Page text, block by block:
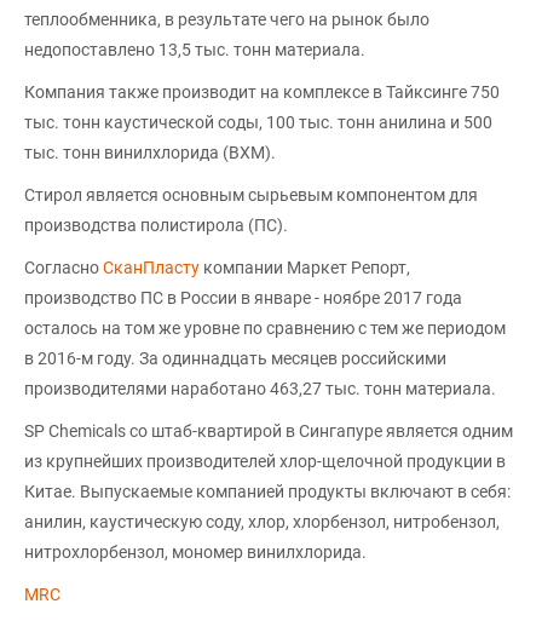
теплообменника, в результате чего на рынок было
недопоставлено 13,5 тыс. тонн материала.
Компания также производит на комплексе в Тайксинге 750
тыс. тонн каустической соды, 100 тыс. тонн анилина и 500
тыс. тонн винилхлорида (ВХМ).
Стирол является основным сырьевым компонентом для
производства полистирола (ПС).
СогласноСканПласту компании Маркет Репорт,
производство ПС в России в январе - ноябре 2017 года
осталось на том же уровне по сравнению с тем же периодом
в 2016-м году. За одиннадцать месяцев российскими
производителями наработано 463,27 тыс. тонн материала.
SP Chemicals со штаб-квартирой в Сингапуре является одним
из крупнейших производителей хлор-щелочной продукции в
Китае. Выпускаемые компанией продукты включают в себя:
анилин, каустическую соду, хлор, хлорбензол, нитробензол,
нитрохлорбензол, мономер винилхлорида.
MRC